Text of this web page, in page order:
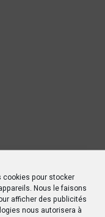
pour stocker
Nous le faisons
afficher des publicités
nous autorisera à